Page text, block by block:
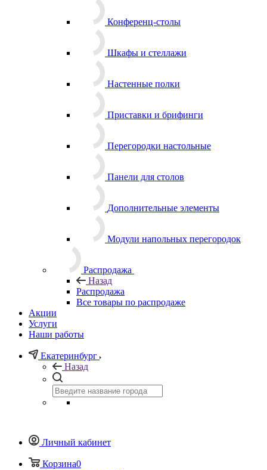
Конференц-столы
Шкафы и стеллажи
Настенные полки
Приставки и брифинги
Перегородки настольные
Панели для столов
Дополнительные элементы
Модули напольных перегородок
Распродажа
Назад
Распродажа
Все товары по распродаже
Акции
Услуги
Наши работы
Екатеринбург
Назад
Личный кабинет
Корзина0